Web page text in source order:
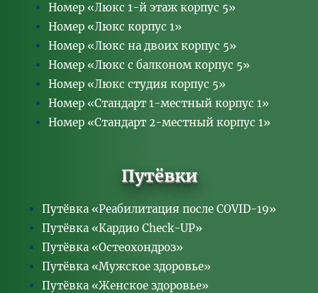
Номер «Люкс 1-й этаж корпус 5»
Номер «Люкс корпус 1»
Номер «Люкс на двоих корпус 5»
Номер «Люкс с балконом корпус 5»
Номер «Люкс студия корпус 5»
Номер «Стандарт 1-местный корпус 1»
Номер «Стандарт 2-местный корпус 1»
Путёвки
Путёвка «Реабилитация после COVID-19»
Путёвка «Кардио Check-UP»
Путёвка «Остеохондроз»
Путёвка «Мужское здоровье»
Путёвка «Женское здоровье»